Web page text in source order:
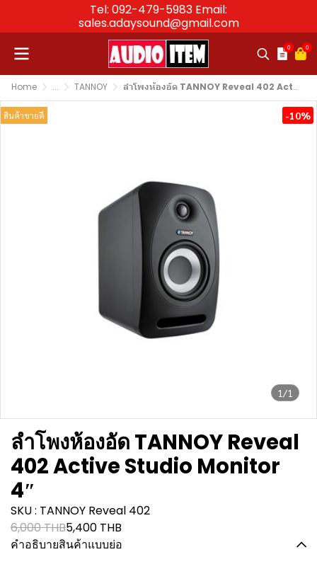
Tel: 092-479-5983 Email:
sales.adaysound@gmail.com
0 0
Home ... TANNOY ลำโพงห้องอัด TANNOY Reveal 402 Active Studio Monitor 4″
1/1
สินค้าขายดี -10%
ลำโพงห้องอัด TANNOY Reveal
402 Active Studio Monitor
4″
SKU : TANNOY Reveal 402
6,000 THB5,400 THB
คำอธิบายสินค้าแบบย่อ